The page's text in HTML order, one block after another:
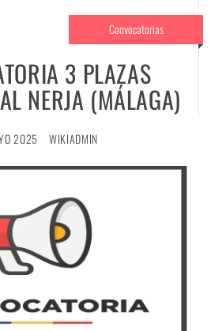
Convocatorias
3 PLAZAS
NERJA (MÁLAGA)
2025 WIKIADMIN